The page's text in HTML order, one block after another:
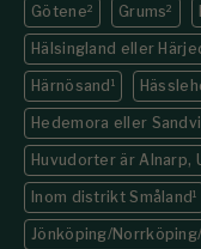
Götene2 Grums2
Hälsingland eller
Härnösand 1
Hedemora eller
Huvudorter är Alnarp,
Inom distrikt Småland1
Jönköping/